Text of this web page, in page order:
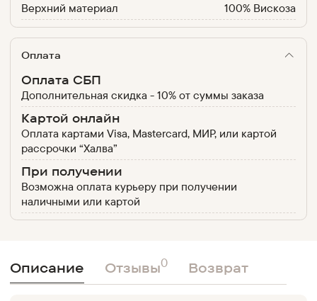
Верхний материал
100% Вискоза
Оплата
Оплата СБП
Дополнительная скидка - 10% от суммы заказа
Картой онлайн
Оплата картами Visa, Mastercard, МИР, или картой
рассрочки “Халва”
При получении
Возможна оплата курьеру при получении
наличными или картой
Описание Отзывы0 Возврат